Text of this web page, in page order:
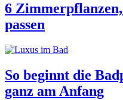
6
passen
So beginnt die
ganz am Anfang